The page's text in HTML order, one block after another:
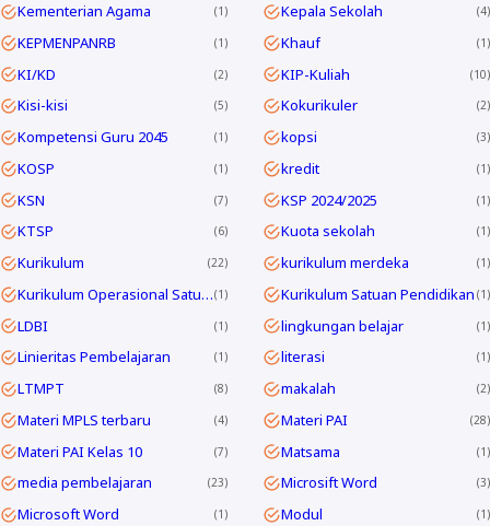
Kementerian Agama 1 Kepala Sekolah 4
KEPMENPANRB 1 Khauf 1
KI/KD 2 KIP-Kuliah 10
Kisi-kisi 5 Kokurikuler 2
Kompetensi Guru 2045 1 kopsi 3
KOSP 1 kredit 1
KSN 7 KSP 2024/2025 1
KTSP 6 Kuota sekolah 1
Kurikulum 22 kurikulum merdeka 1
Kurikulum Operasional Satuan Pendidikan 1 Kurikulum Satuan Pendidikan 1
LDBI 1 lingkungan belajar 1
Linieritas Pembelajaran 1 literasi 1
LTMPT 8 makalah 2
Materi MPLS terbaru 4 Materi PAI 28
Materi PAI Kelas 10 7 Matsama 1
media pembelajaran 23 Microsift Word 3
Microsoft Word 1 Modul 1